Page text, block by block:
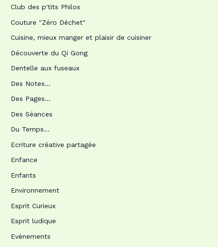
Club des p'tits Philos
Couture "Zéro Déchet"
Cuisine, mieux manger et plaisir de cuisiner
Découverte du Qi Gong
Dentelle aux fuseaux
Des Notes…
Des Pages…
Des Séances
Du Temps…
Ecriture créative partagée
Enfance
Enfants
Environnement
Esprit Curieux
Esprit ludique
Evénements